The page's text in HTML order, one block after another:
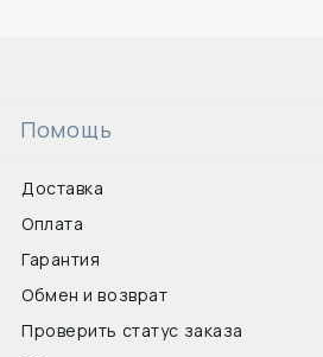
Помощь
Доставка
Оплата
Гарантия
Обмен и возврат
Проверить статус заказа